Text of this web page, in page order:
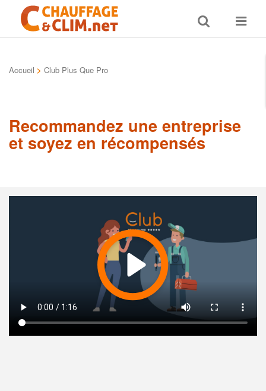
Toggle
search
Toggle
Accueil > Club Plus Que Pro
Recommandez une entreprise
et soyez en récompensés